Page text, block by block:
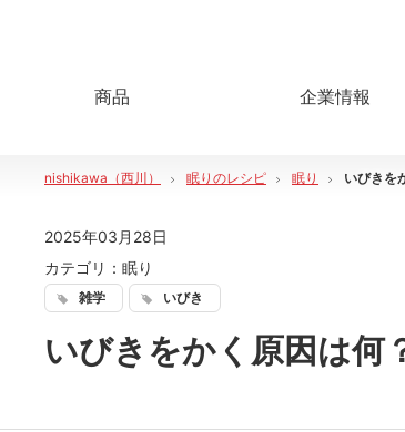
商品 企業情報
nishikawa（西川） 眠りのレシピ 眠り いびきを
2025年03月28日
カテゴリ： 眠り
雑学 いびき
いびきをかく原因は何